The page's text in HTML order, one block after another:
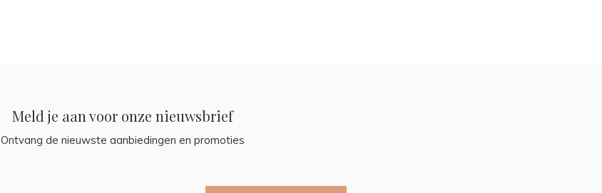
Meld je aan voor onze nieuwsbrief
Ontvang de nieuwste aanbiedingen en promoties